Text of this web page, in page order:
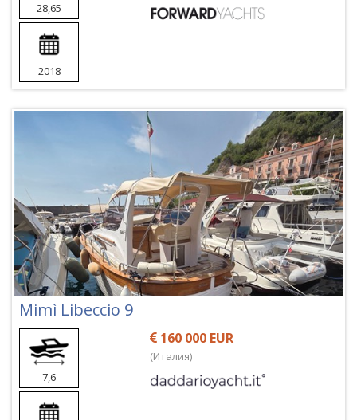
28,65
2018
Mimì Libeccio 9
7,6
160 000 EUR
(Италия)